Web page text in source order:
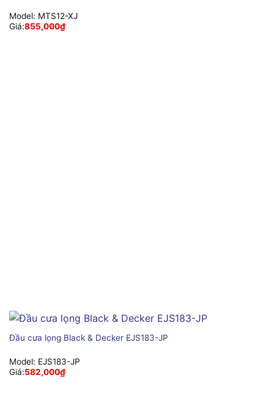
Model: MTS12-XJ
Giá:855,000₫
Đầu cưa lọng Black & Decker EJS183-JP
Model: EJS183-JP
Giá:582,000₫